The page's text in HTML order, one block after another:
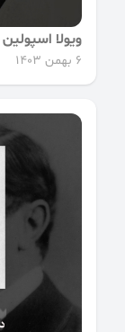
ویولا اسپولین
6 بهمن 1403